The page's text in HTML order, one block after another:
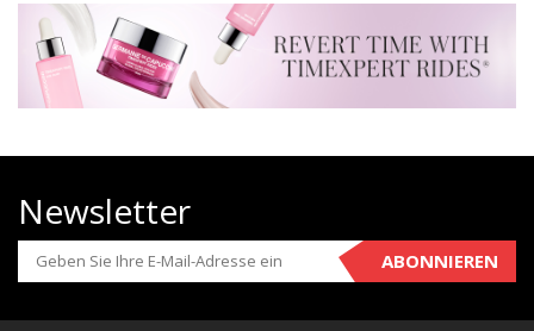
Newsletter
ABONNIEREN